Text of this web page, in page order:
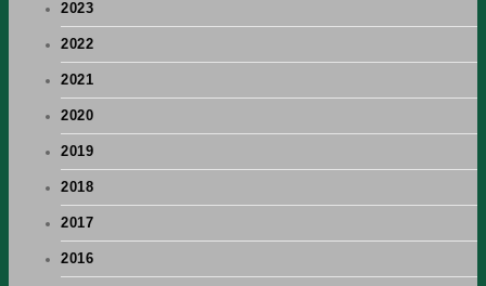
2023
2022
2021
2020
2019
2018
2017
2016